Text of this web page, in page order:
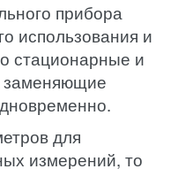
прибора
использования и
стационарные и
заменяющие
для
измерений, то